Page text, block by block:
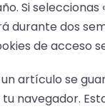
Si seleccionas
durante dos
de acceso
artículo se
navegador.